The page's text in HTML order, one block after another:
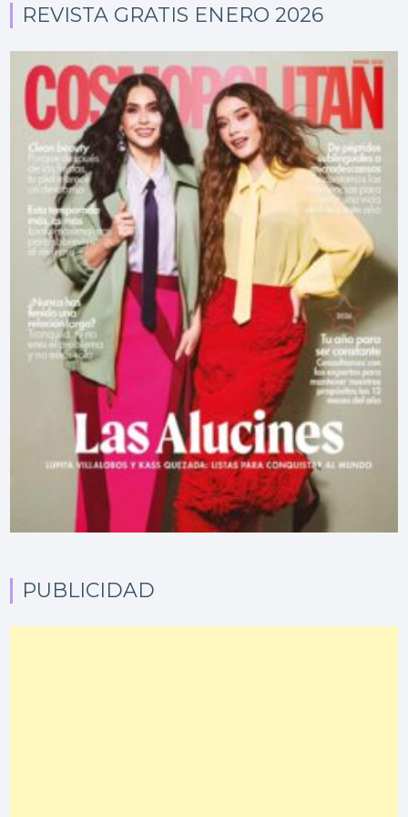
REVISTA GRATIS ENERO 2026
PUBLICIDAD